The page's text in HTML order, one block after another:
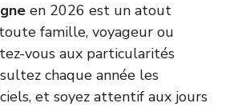
en 2026 est un atout
famille, voyageur ou
vous aux particularités
chaque année les
et soyez attentif aux jours